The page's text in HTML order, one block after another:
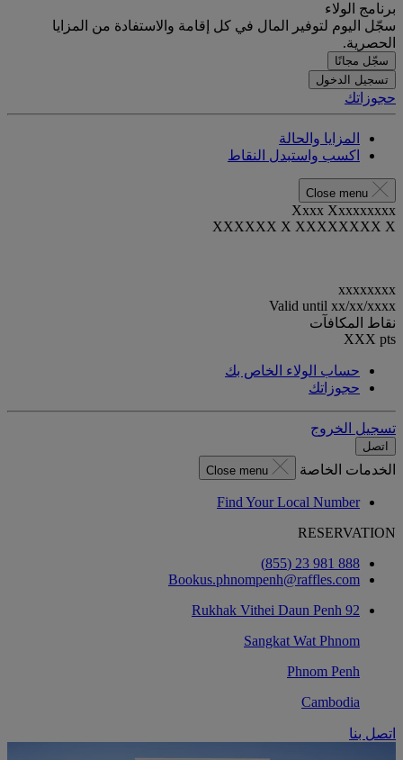
برنامج الولاء
سجّل اليوم لتوفير المال في كل إقامة والاستفادة من المزايا
الحصرية.
سجّل مجانًا
تسجيل الدخول
حجوزاتك
المزايا والحالة
اكسب واستبدل النقاط
Close menu
Xxxx Xxxxxxxxx
XXXXXX X XXXXXXXX X
xxxxxxxx
Valid until xx/xx/xxxx
نقاط المكافآت
XXX pts
حساب الولاء الخاص بك
حجوزاتك
تسجيل الخروج
اتصل
الخدمات الخاصة Close menu
Find Your Local Number
RESERVATION
888 981 23 (855)
Bookus.phnompenh@raffles.com
92 Rukhak Vithei Daun Penh
Sangkat Wat Phnom
Phnom Penh
Cambodia
اتصل بنا